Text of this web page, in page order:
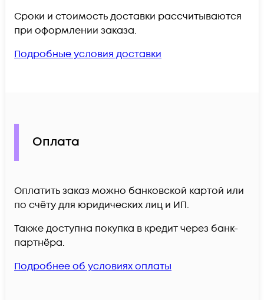
Сроки и стоимость доставки рассчитываются
при оформлении заказа.
Подробные условия доставки
Оплата
Оплатить заказ можно банковской картой или
по счёту для юридических лиц и ИП.
Также доступна покупка в кредит через банк-
партнёра.
Подробнее об условиях оплаты